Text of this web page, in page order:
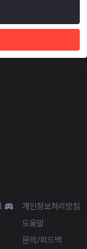
개인정보처리방침
도움말
문의/피드백